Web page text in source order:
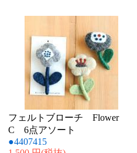
フェルトブローチ Flower
C 6点アソート
●4407415